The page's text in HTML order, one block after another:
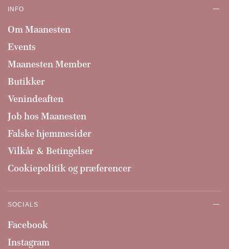
INFO
Om Maanesten
Events
Maanesten Member
Butikker
Venindeaften
Job hos Maanesten
Falske hjemmesider
Vilkår & Betingelser
Cookiepolitik og præferencer
SOCIALS
Facebook
Instagram